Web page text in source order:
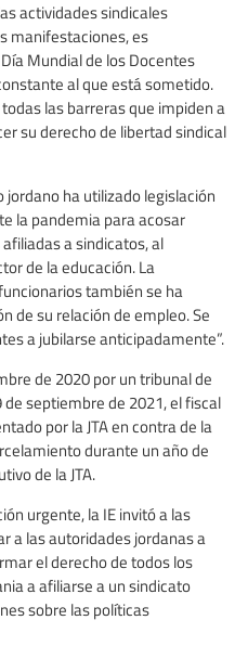
actividades sindicales
manifestaciones, es
Mundial de los Docentes
al que está sometido.
las barreras que impiden a
su derecho de libertad sindical
jordano ha utilizado legislación
la pandemia para acosar
a sindicatos, al
de la educación. La
también se ha
de su relación de empleo. Se
a jubilarse anticipadamente”.
de 2020 por un tribunal de
septiembre de 2021, el fiscal
por la JTA en contra de la
durante un año de
de la JTA.
urgente, la IE invitó a las
a las autoridades jordanas a
el derecho de todos los
a afiliarse a un sindicato
sobre las políticas